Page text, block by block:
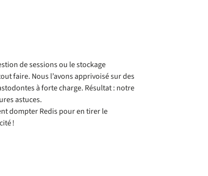
de sessions ou le stockage
faire. Nous l’avons apprivoisé sur des
à forte charge. Résultat : notre
astuces.
dompter Redis pour en tirer le
!